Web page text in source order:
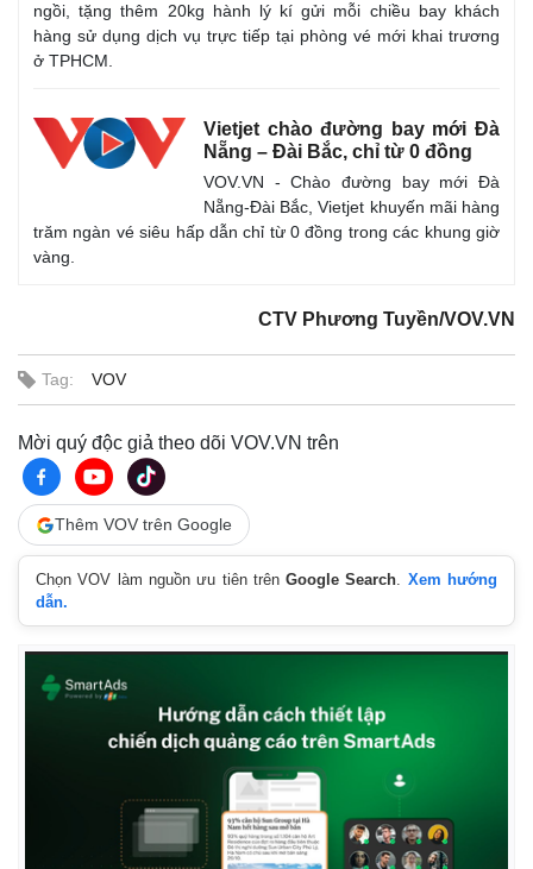
Kinh tế
Bất động sản
Thị trường
Giá cà phê
ngồi, tặng thêm 20kg hành lý kí gửi mỗi chiều bay khách
hàng sử dụng dịch vụ trực tiếp tại phòng vé mới khai trương
ở TPHCM.
Vietjet chào đường bay mới Đà
Nẵng – Đài Bắc, chỉ từ 0 đồng
VOV.VN - Chào đường bay mới Đà
Nẵng-Đài Bắc, Vietjet khuyến mãi hàng
trăm ngàn vé siêu hấp dẫn chỉ từ 0 đồng trong các khung giờ
vàng.
CTV Phương Tuyền/VOV.VN
Tag: VOV
Mời quý độc giả theo dõi VOV.VN trên
Thêm VOV trên Google
Chọn VOV làm nguồn ưu tiên trênGoogle Search. Xem hướng
dẫn.